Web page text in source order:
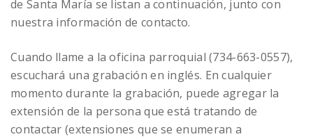
de Santa María se listan a continuación, junto con
nuestra información de contacto.
Cuando llame a la oficina parroquial (734-663-0557),
escuchará una grabación en inglés. En cualquier
momento durante la grabación, puede agregar la
extensión de la persona que está tratando de
contactar (extensiones que se enumeran a